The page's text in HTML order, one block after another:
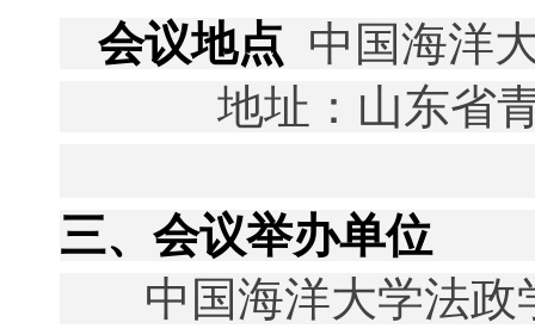
会议地点 中国海洋
地址：山东省
三、会议举办单位
中国海洋大学法政